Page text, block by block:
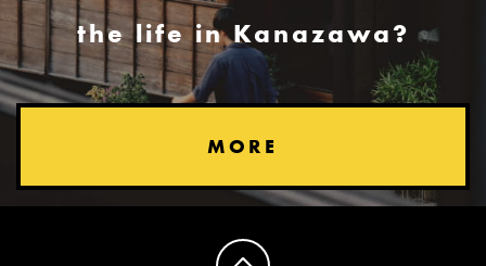
the life in Kanazawa?
MORE